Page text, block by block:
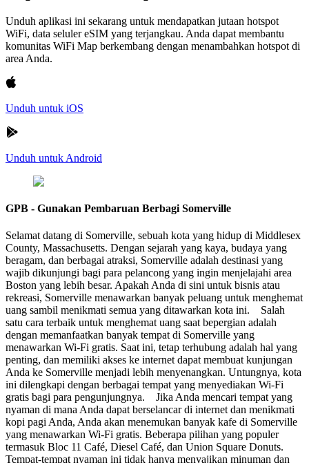
Unduh aplikasi ini sekarang untuk mendapatkan jutaan hotspot
WiFi, data seluler eSIM yang terjangkau. Anda dapat membantu
komunitas WiFi Map berkembang dengan menambahkan hotspot di
area Anda.
Unduh untuk iOS
Unduh untuk Android
GPB - Gunakan Pembaruan Berbagi Somerville
Selamat datang di Somerville, sebuah kota yang hidup di Middlesex
County, Massachusetts. Dengan sejarah yang kaya, budaya yang
beragam, dan berbagai atraksi, Somerville adalah destinasi yang
wajib dikunjungi bagi para pelancong yang ingin menjelajahi area
Boston yang lebih besar. Apakah Anda di sini untuk bisnis atau
rekreasi, Somerville menawarkan banyak peluang untuk menghemat
uang sambil menikmati semua yang ditawarkan kota ini. Salah
satu cara terbaik untuk menghemat uang saat bepergian adalah
dengan memanfaatkan banyak tempat di Somerville yang
menawarkan Wi-Fi gratis. Saat ini, tetap terhubung adalah hal yang
penting, dan memiliki akses ke internet dapat membuat kunjungan
Anda ke Somerville menjadi lebih menyenangkan. Untungnya, kota
ini dilengkapi dengan berbagai tempat yang menyediakan Wi-Fi
gratis bagi para pengunjungnya. Jika Anda mencari tempat yang
nyaman di mana Anda dapat berselancar di internet dan menikmati
kopi pagi Anda, Anda akan menemukan banyak kafe di Somerville
yang menawarkan Wi-Fi gratis. Beberapa pilihan yang populer
termasuk Bloc 11 Café, Diesel Café, dan Union Square Donuts.
Tempat-tempat nyaman ini tidak hanya menyajikan minuman dan